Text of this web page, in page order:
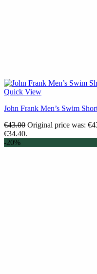
Quick View
John Frank Men’s Swim
€43.00 Original price was:
€34.40.
-20%